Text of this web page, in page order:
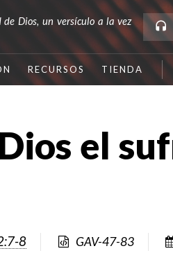
de Dios, un versículo a la vez
RECURSOS TIENDA
el
8 GAV-47-83